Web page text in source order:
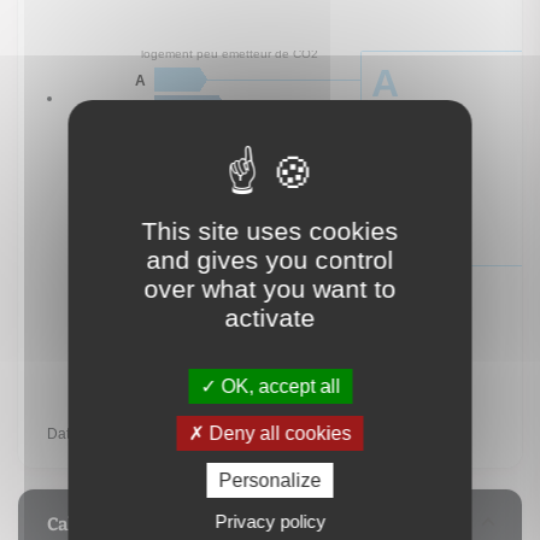
Calculez vos mensualités
This site uses cookies
and gives you control
over what you want to
activate
OK, accept all
Deny all cookies
Personalize
Privacy policy